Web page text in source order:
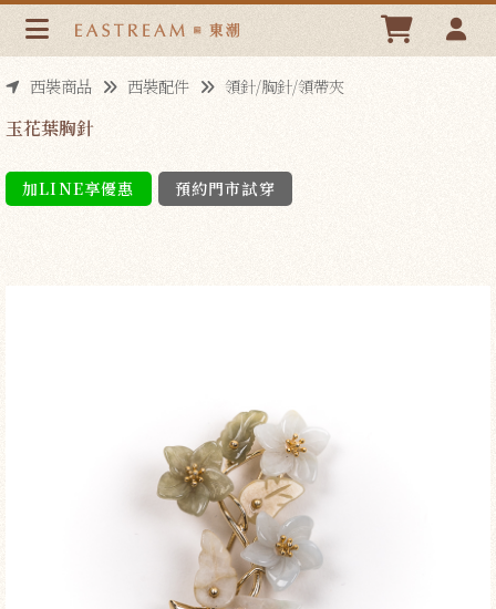
玉花葉胸針 | 東潮時裝西服EASTREAM
西裝商品 西裝配件 領針/胸針/領帶夾
玉花葉胸針
加LINE享優惠 預約門市試穿